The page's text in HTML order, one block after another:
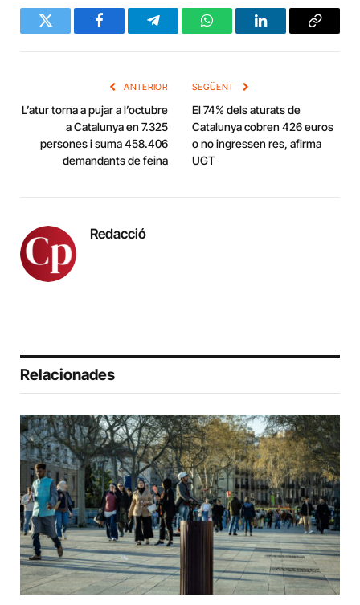
Twitter FacebookTelegramWhatsAppLinkedInCopy
ANTERIOR
L’atur torna a pujar a l’octubre
a Catalunya en 7.325
persones i suma 458.406
demandants de feina
SEGÜENT
El 74% dels aturats de
Catalunya cobren 426 euros
o no ingressen res, afirma
UGT
Redacció
Relacionades